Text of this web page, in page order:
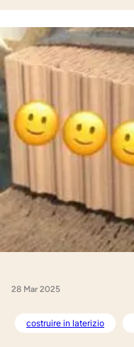
28 Mar 2025
costruire in laterizio